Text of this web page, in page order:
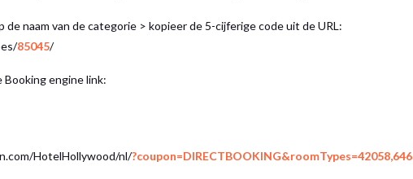
naam van de categorie > kopieer de 5-cijferige code uit de URL:
85045/
Booking engine link:
HotelHollywood/nl/